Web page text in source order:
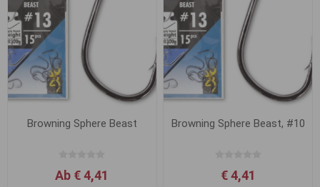
Browning Sphere Beast
Ab € 4,41
Browning Sphere Beast, #10
€ 4,41